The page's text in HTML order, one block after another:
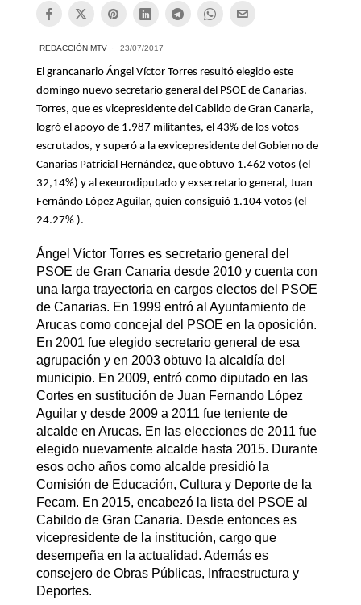
REDACCIÓN MTV 23/07/2017
El grancanario Ángel Víctor Torres resultó elegido este
domingo nuevo secretario general del PSOE de Canarias.
Torres, que es vicepresidente del Cabildo de Gran Canaria,
logró el apoyo de 1.987 militantes, el 43% de los votos
escrutados, y superó a la exvicepresidente del Gobierno de
Canarias Patricial Hernández, que obtuvo 1.462 votos (el
32,14%) y al exeurodiputado y exsecretario general, Juan
Fernándo López Aguilar, quien consiguió 1.104 votos (el
24.27% ).
Ángel Víctor Torres es secretario general del
PSOE de Gran Canaria desde 2010 y cuenta con
una larga trayectoria en cargos electos del PSOE
de Canarias. En 1999 entró al Ayuntamiento de
Arucas como concejal del PSOE en la oposición.
En 2001 fue elegido secretario general de esa
agrupación y en 2003 obtuvo la alcaldía del
municipio. En 2009, entró como diputado en las
Cortes en sustitución de Juan Fernando López
Aguilar y desde 2009 a 2011 fue teniente de
alcalde en Arucas. En las elecciones de 2011 fue
elegido nuevamente alcalde hasta 2015. Durante
esos ocho años como alcalde presidió la
Comisión de Educación, Cultura y Deporte de la
Fecam. En 2015, encabezó la lista del PSOE al
Cabildo de Gran Canaria. Desde entonces es
vicepresidente de la institución, cargo que
desempeña en la actualidad. Además es
consejero de Obras Públicas, Infraestructura y
Deportes.